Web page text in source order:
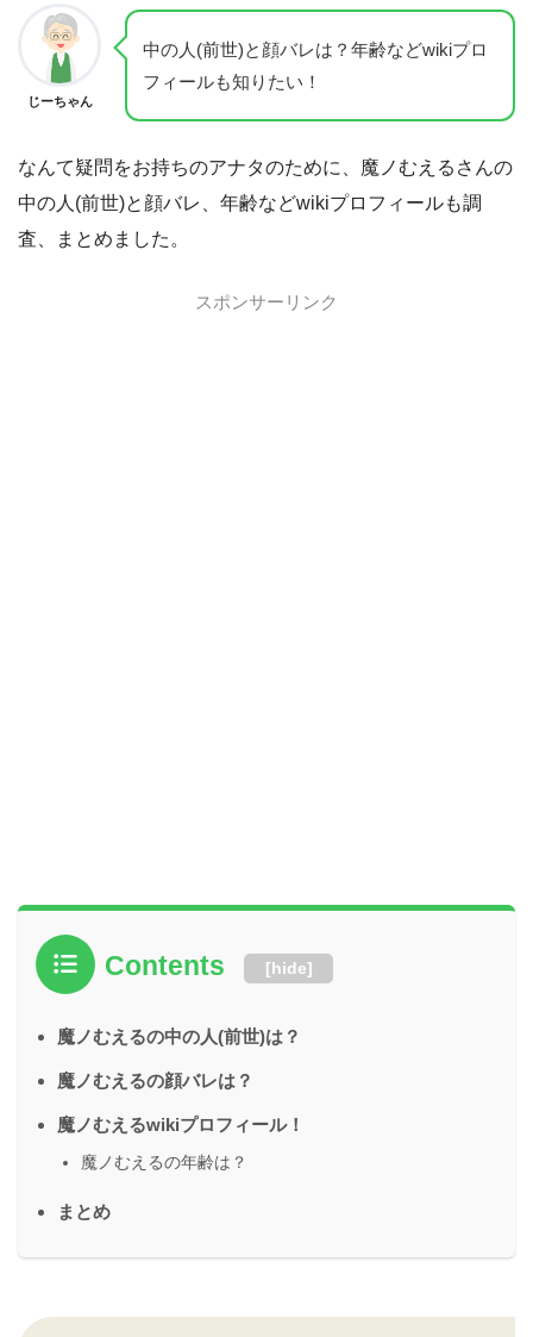
じーちゃん
中の人(前世)と顔バレは？年齢などwikiプロ
フィールも知りたい！
なんて疑問をお持ちのアナタのために、魔ノむえるさんの
中の人(前世)と顔バレ、年齢などwikiプロフィールも調
査、まとめました。
スポンサーリンク
Contents [hide]
魔ノむえるの中の人(前世)は？
魔ノむえるの顔バレは？
魔ノむえるwikiプロフィール！
魔ノむえるの年齢は？
まとめ